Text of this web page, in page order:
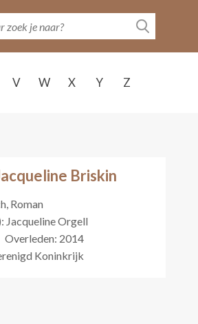
V W X Y Z
Briskin
Roman
Jacqueline Orgell
Overleden: 2014
Koninkrijk